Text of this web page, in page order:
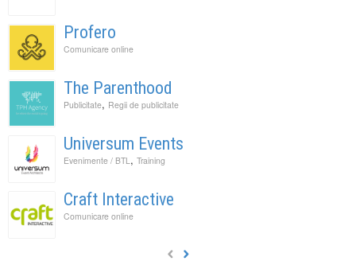
Profero
Comunicare online
The Parenthood
Publicitate, Regii de publicitate
Universum Events
Evenimente / BTL , Training
Craft Interactive
Comunicare online